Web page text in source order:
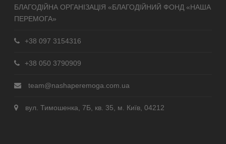
БЛАГОДІЙНА ОРГАНІЗАЦІЯ «БЛАГОДІЙНИЙ ФОНД «НАША
ПЕРЕМОГА»
+38 097 3154316
+38 050 3790909
team@nashaperemoga.com.ua
вул. Тимошенка, 7Б, кв. 35, м. Київ, 04212